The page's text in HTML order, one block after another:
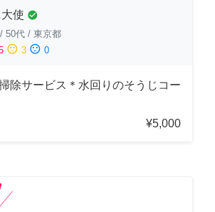
使 check_circle
/ 50代 / 東京都
sentiment_neutral 3 sentiment_dissatisfied 0
除サービス＊水回りのそうじコー
¥5,000